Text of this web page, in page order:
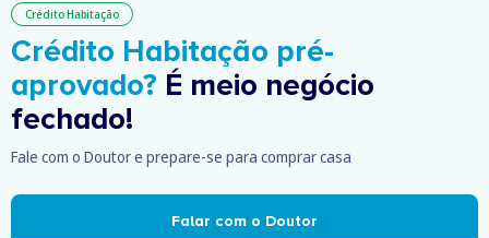
Crédito Habitação
Crédito Habitação pré-
aprovado? É meio negócio
fechado!
Fale com o Doutor e prepare-se para comprar casa
Falar com o Doutor